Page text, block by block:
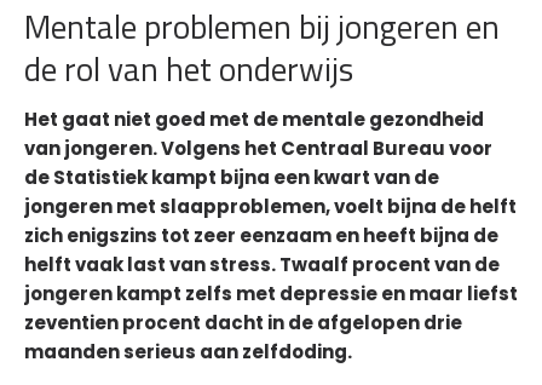
Mentale problemen bij jongeren en
de rol van het onderwijs
Het gaat niet goed met de mentale gezondheid
van jongeren. Volgens het Centraal Bureau voor
de Statistiek kampt bijna een kwart van de
jongeren met slaapproblemen, voelt bijna de helft
zich enigszins tot zeer eenzaam en heeft bijna de
helft vaak last van stress. Twaalf procent van de
jongeren kampt zelfs met depressie en maar liefst
zeventien procent dacht in de afgelopen drie
maanden serieus aan zelfdoding.